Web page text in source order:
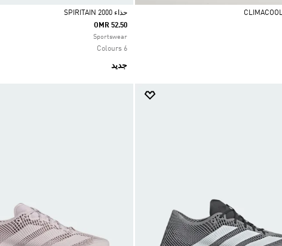
Selected
حذاء SPIRITAIN 2000
OMR 52.50
Sportswear
6 Colours
جديد